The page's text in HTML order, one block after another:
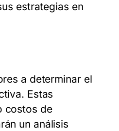
estrategias en
a determinar el
Estas
costos de
un análisis